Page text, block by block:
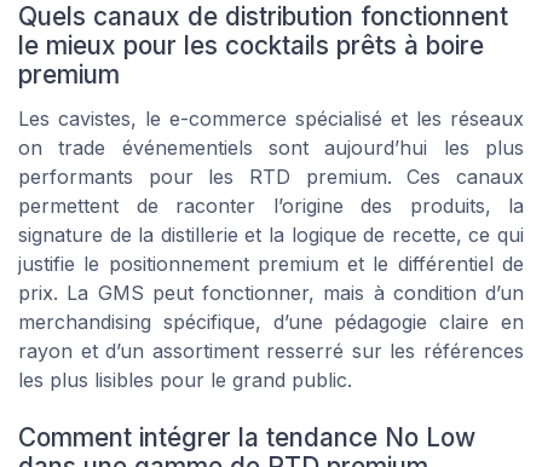
Quels canaux de distribution fonctionnent
le mieux pour les cocktails prêts à boire
premium
Les cavistes, le e-commerce spécialisé et les réseaux
on trade événementiels sont aujourd’hui les plus
performants pour les RTD premium. Ces canaux
permettent de raconter l’origine des produits, la
signature de la distillerie et la logique de recette, ce qui
justifie le positionnement premium et le différentiel de
prix. La GMS peut fonctionner, mais à condition d’un
merchandising spécifique, d’une pédagogie claire en
rayon et d’un assortiment resserré sur les références
les plus lisibles pour le grand public.
Comment intégrer la tendance No Low